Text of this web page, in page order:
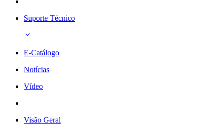
Suporte Técnico
E-Catálogo
Notícias
Vídeo
Visão Geral